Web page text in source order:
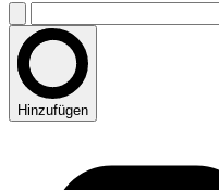
Hinzufügen